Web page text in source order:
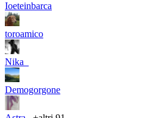
Ioeteinbarca
toroamico
Nika_
Demogorgone